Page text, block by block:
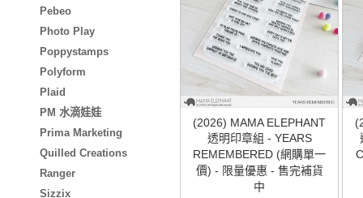
Pebeo
Photo Play
Poppystamps
Polyform
Plaid
PM 水滴娃娃
Prima Marketing
Quilled Creations
Ranger
Sizzix
(2026) MAMA ELEPHANT
透明印章組 - YEARS
REMEMBERED (網購單一
價) - 限量優惠 - 售完補貨
中